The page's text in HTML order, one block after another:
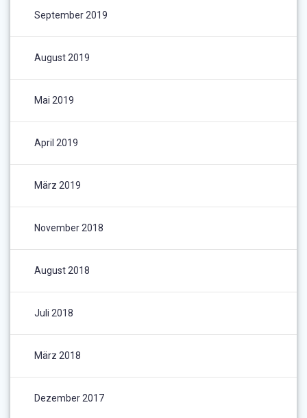
September 2019
August 2019
Mai 2019
April 2019
März 2019
November 2018
August 2018
Juli 2018
März 2018
Dezember 2017